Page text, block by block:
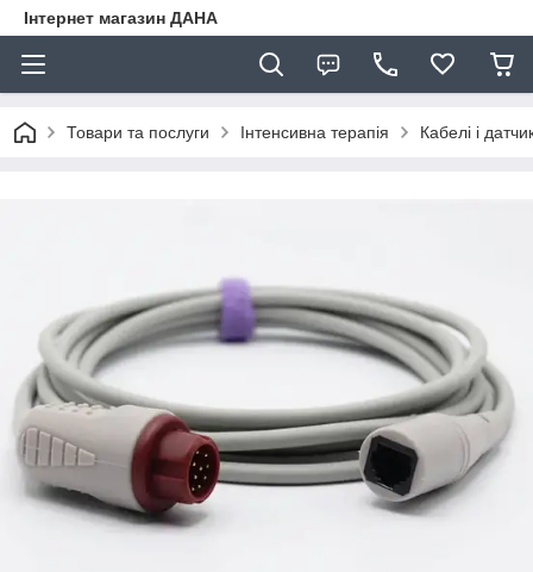
Інтернет магазин ДАНА
Товари та послуги Інтенсивна терапія Кабелі і